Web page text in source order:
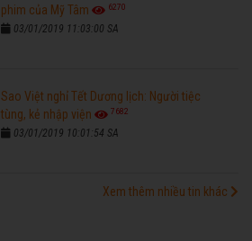
phim của Mỹ Tâm
6270
03/01/2019 11:03:00 SA
Sao Việt nghỉ Tết Dương lịch: Người tiệc
tùng, kẻ nhập viện
7682
03/01/2019 10:01:54 SA
Xem thêm nhiều tin khác